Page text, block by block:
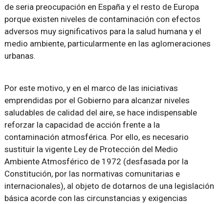
de seria preocupación en España y el resto de Europa
porque existen niveles de contaminación con efectos
adversos muy significativos para la salud humana y el
medio ambiente, particularmente en las aglomeraciones
urbanas.
Por este motivo, y en el marco de las iniciativas
emprendidas por el Gobierno para alcanzar niveles
saludables de calidad del aire, se hace indispensable
reforzar la capacidad de acción frente a la
contaminación atmosférica. Por ello, es necesario
sustituir la vigente Ley de Protección del Medio
Ambiente Atmosférico de 1972 (desfasada por la
Constitución, por las normativas comunitarias e
internacionales), al objeto de dotarnos de una legislación
básica acorde con las circunstancias y exigencias